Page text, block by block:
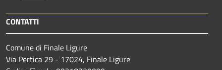
CONTATTI
Comune di Finale Ligure
Via Pertica 29 - 17024, Finale Ligure